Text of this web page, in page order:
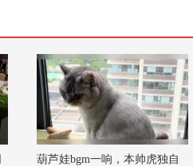
葫芦娃bgm一响，本帅虎独自